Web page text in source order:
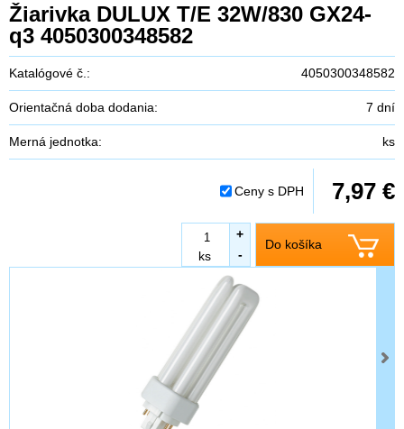
Žiarivka DULUX T/E 32W/830 GX24-
q3 4050300348582
Katalógové č.: 4050300348582
Orientačná doba dodania: 7 dní
Merná jednotka: ks
Ceny s DPH 7,97 €
Do košíka
-
ks
+